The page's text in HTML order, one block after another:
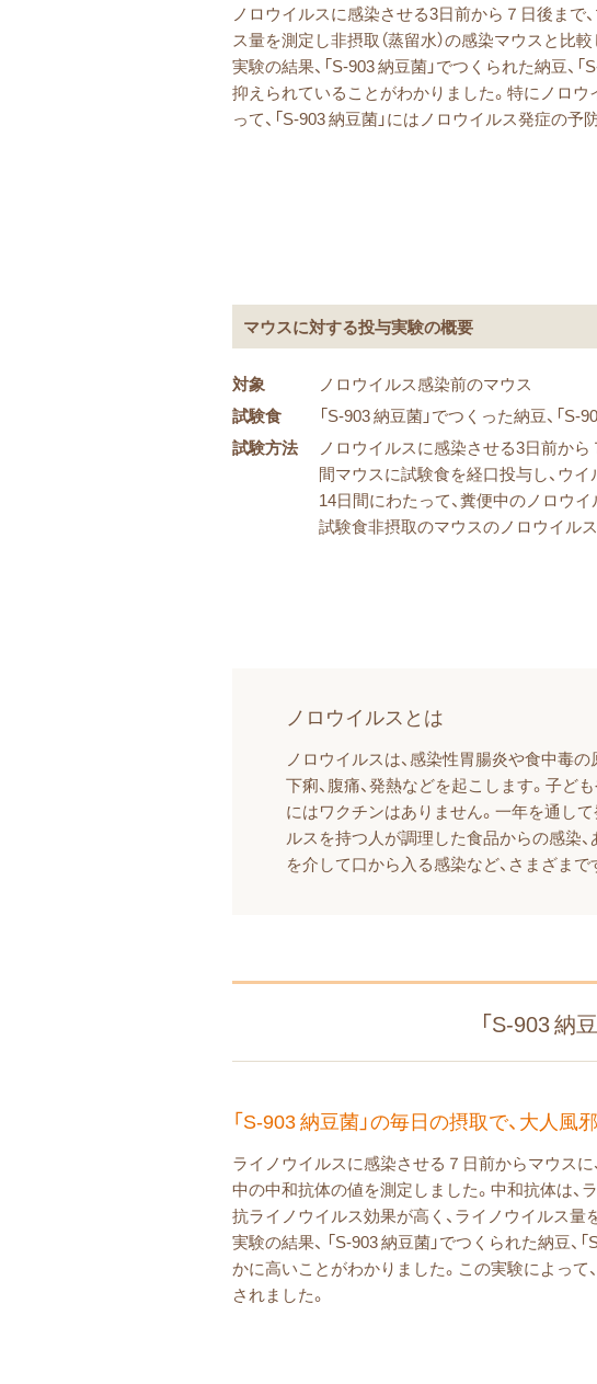
ノロウイルスに感染させる3日前から７日後まで
ス量を測定し非摂取（蒸留水）の感染マウスと比
実験の結果、「S-903 納豆菌」でつくられた納豆、
抑えられていることがわかりました。特にノロ
って、「S-903 納豆菌」にはノロウイルス発症の
マウスに対する投与実験の概要
対象
ノロウイルス感染前のマウス
試験食
「S-903 納豆菌」でつくった納豆、「S-
試験方法
ノロウイルスに感染させる3日前から
間マウスに試験食を経口投与し、ウ
14日間にわたって、糞便中のノロウイ
試験食非摂取のマウスのノロウイル
ノロウイルスとは
ノロウイルスは、感染性胃腸炎や食中毒
下痢、腹痛、発熱などを起こします。子
にはワクチンはありません。一年を通し
ルスを持つ人が調理した食品からの感染
を介して口から入る感染など、さまざまで
「S-903 納
「S-903 納豆菌」の毎日の摂取で、大人
ライノウイルスに感染させる７日前からマウスに
中の中和抗体の値を測定しました。中和抗体は、
抗ライノウイルス効果が高く、ライノウイルス量
実験の結果、 「S-903 納豆菌」でつくられた納豆、
かに高いことがわかりました。この実験によって
されました。